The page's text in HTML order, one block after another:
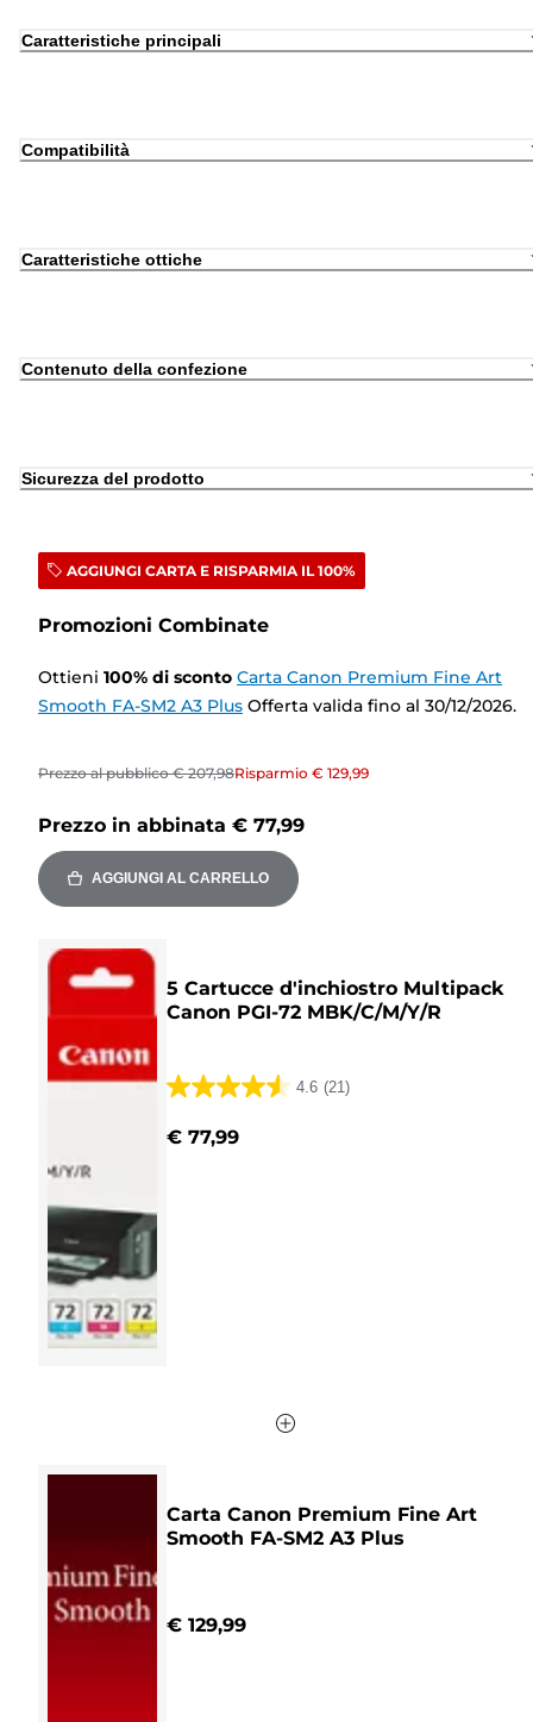
Caratteristiche principali
Compatibilità
Caratteristiche ottiche
Contenuto della confezione
Sicurezza del prodotto
AGGIUNGI CARTA E RISPARMIA IL 100%
Promozioni Combinate
Ottieni 100% di sconto Carta Canon Premium Fine Art
Smooth FA-SM2 A3 Plus Offerta valida fino al 30/12/2026.
Prezzo al pubblico€ 207,98Risparmio € 129,99
Prezzo in abbinata € 77,99
AGGIUNGI AL CARRELLO
5 Cartucce d'inchiostro Multipack
Canon PGI-72 MBK/C/M/Y/R
4.6 (21)
4.6
su
€ 77,99
Carta Canon Premium Fine Art
Smooth FA-SM2 A3 Plus
€ 129,99